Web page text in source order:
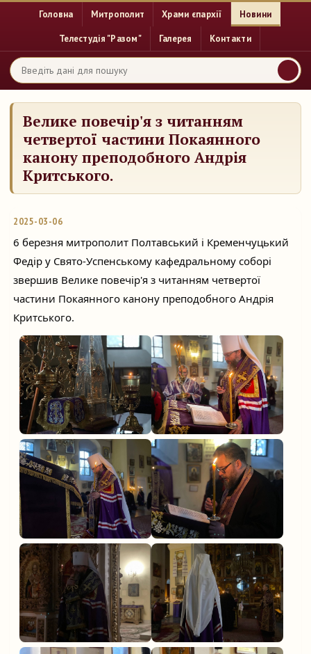
Головна Митрополит Храми єпархії Новини
Телестудія "Разом" Галерея Контакти
Велике повечір'я з читанням
четвертої частини Покаянного
канону преподобного Андрія
Критського.
2025-03-06
6 березня митрополит Полтавський і Кременчуцький
Федір у Свято-Успенському кафедральному соборі
звершив Велике повечір'я з читанням четвертої
частини Покаянного канону преподобного Андрія
Критського.